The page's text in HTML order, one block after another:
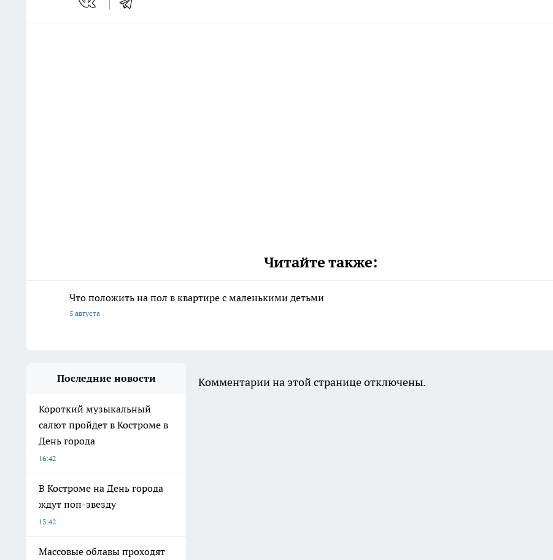
Читайте также:
Что положить на пол в квартире с маленькими детьми
5 августа
Последние новости
Короткий музыкальный
салют пройдет в Костроме в
День города
16:42
В Костроме на День города
ждут поп-звезду
13:42
Массовые облавы проходят
Комментарии на этой странице отключены.